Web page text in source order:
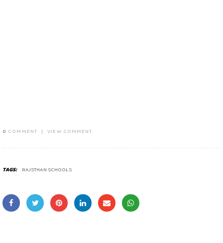
0 COMMENT | VIEW COMMENT
TAGS: RAJSTHAN SCHOOLS